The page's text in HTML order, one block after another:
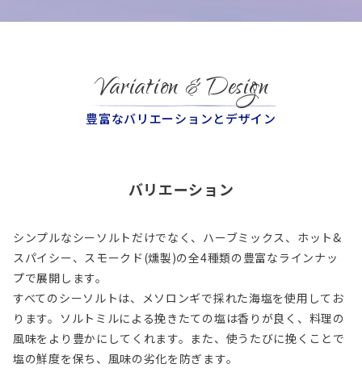
Variation & Design
豊富なバリエーションとデザイン
バリエーション
シンプルなシーソルトだけでなく、ハーブミックス、ホット&
スパイシー、スモークド(燻製)の全4種類の豊富なラインナッ
プで展開します。
すべてのシーソルトは、メソロンギで採れた海塩を使用してお
ります。ソルトミルによる挽きたての塩は香りが良く、料理の
風味をより豊かにしてくれます。また、使うたびに挽くことで
塩の鮮度を保ち、風味の劣化を防ぎます。